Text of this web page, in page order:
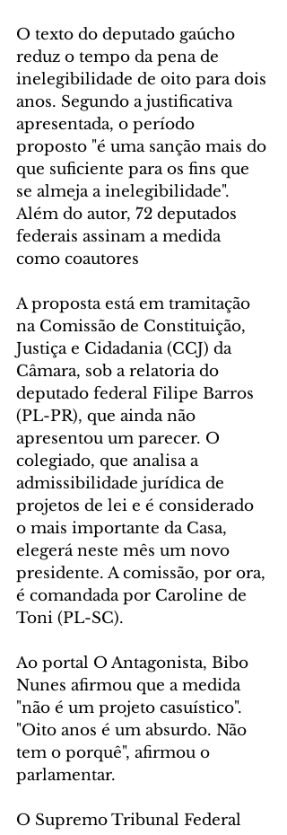
O texto do deputado gaúcho
reduz o tempo da pena de
inelegibilidade de oito para dois
anos. Segundo a justificativa
apresentada, o período
proposto "é uma sanção mais do
que suficiente para os fins que
se almeja a inelegibilidade".
Além do autor, 72 deputados
federais assinam a medida
como coautores
A proposta está em tramitação
na Comissão de Constituição,
Justiça e Cidadania (CCJ) da
Câmara, sob a relatoria do
deputado federal Filipe Barros
(PL-PR), que ainda não
apresentou um parecer. O
colegiado, que analisa a
admissibilidade jurídica de
projetos de lei e é considerado
o mais importante da Casa,
elegerá neste mês um novo
presidente. A comissão, por ora,
é comandada por Caroline de
Toni (PL-SC).
Ao portal O Antagonista, Bibo
Nunes afirmou que a medida
"não é um projeto casuístico".
"Oito anos é um absurdo. Não
tem o porquê", afirmou o
parlamentar.
O Supremo Tribunal Federal